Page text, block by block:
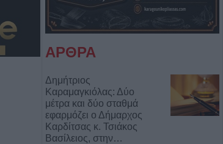
ΑΡΘΡΑ
Δημήτριος
Καραμαγκιόλας: Δύο
μέτρα και δύο σταθμά
εφαρμόζει ο Δήμαρχος
Καρδίτσας κ. Τσιάκος
Βασίλειος, στην…